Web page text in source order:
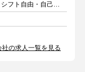
週2日以上 1日4時間以上 シフト自由・自己申告
の求人一覧を見る